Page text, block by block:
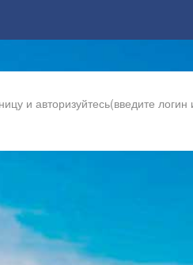
и авторизуйтесь(введите